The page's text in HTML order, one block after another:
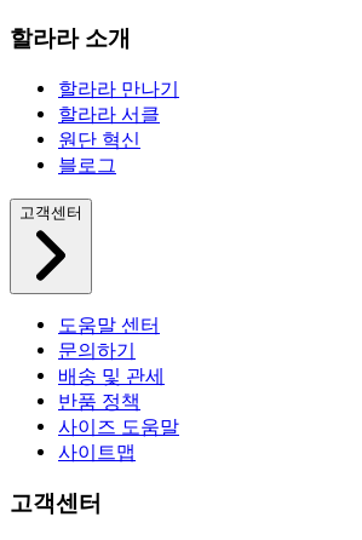
할라라 소개
할라라 만나기
할라라 서클
원단 혁신
블로그
고객센터
도움말 센터
문의하기
배송 및 관세
반품 정책
사이즈 도움말
사이트맵
고객센터